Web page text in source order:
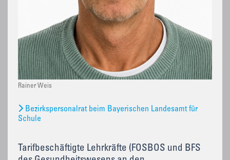
Rainer Weis
Bezirkspersonalrat beim Bayerischen Landesamt für
Schule
Tarifbeschäftigte Lehrkräfte (FOSBOS und BFS